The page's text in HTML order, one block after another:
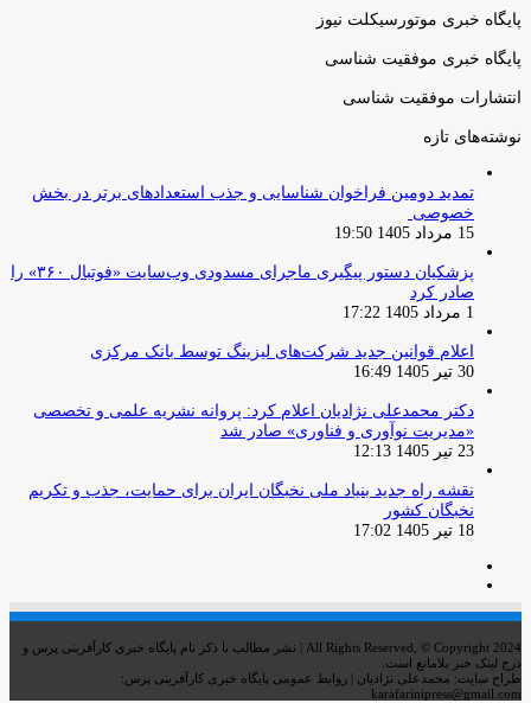
پایگاه خبری موتورسیکلت نیوز
پایگاه خبری موفقیت شناسی
انتشارات موفقیت شناسی
نوشته‌های تازه
تمدید دومین فراخوان شناسایی و جذب استعدادهای برتر در بخش
خصوصی
15 مرداد 1405 19:50
پزشکیان دستور پیگیری ماجرای مسدودی وب‌سایت «فوتبال ۳۶۰» را
صادر کرد
1 مرداد 1405 17:22
اعلام قوانین جدید شرکت‌های لیزینگ توسط بانک مرکزی
30 تیر 1405 16:49
دکتر محمدعلی نژادیان اعلام کرد: پروانه نشریه علمی و تخصصی
«مدیریت نوآوری و فناوری» صادر شد
23 تیر 1405 12:13
نقشه راه جدید بنیاد ملی نخبگان ایران برای حمایت، جذب و تکریم
نخبگان کشور
18 تیر 1405 17:02
All Rights Reserved, © Copyright 2024 | نشر مطالب با ذکر نام پایگاه خبری کارآفرینی پرس و
درج لینک خبر بلامانع است.
طراح سایت: محمدعلی نژادیان | روابط عمومی پایگاه خبری کارآفرینی پرس:
karafarinipress@gmail.com